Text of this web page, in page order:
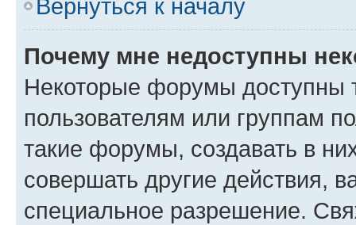
Вернуться к началу
Почему мне недоступны
Некоторые форумы доступны
пользователям или группам
такие форумы, создавать в
совершать другие действия,
специальное разрешение.